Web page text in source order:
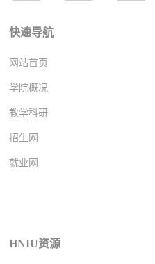
快速导航
网站首页
学院概况
教学科研
招生网
就业网
HNIU资源